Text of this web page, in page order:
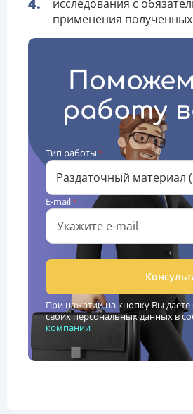
исследования с
применения полученных
работу
Тип работы *
E-mail *
При нажатии на кнопку Вы даете
своих персональных данных в
компании